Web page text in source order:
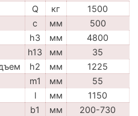
Q кг
1500
c мм
500
h3 мм
4800
h13 мм
35
h2 мм
1225
m1 мм
55
l мм
1150
b1 мм 200-730